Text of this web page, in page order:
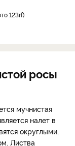
123rf
росы
мучнистая
налет в
округлыми,
Листва